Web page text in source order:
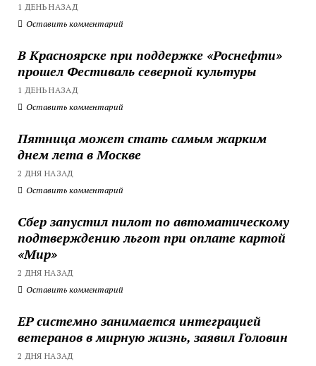
1 ДЕНЬ НАЗАД
Оставить комментарий
В Красноярске при поддержке «Роснефти»
прошел Фестиваль северной культуры
1 ДЕНЬ НАЗАД
Оставить комментарий
Пятница может стать самым жарким
днем лета в Москве
2 ДНЯ НАЗАД
Оставить комментарий
Сбер запустил пилот по автоматическому
подтверждению льгот при оплате картой
«Мир»
2 ДНЯ НАЗАД
Оставить комментарий
ЕР системно занимается интеграцией
ветеранов в мирную жизнь, заявил Головин
2 ДНЯ НАЗАД